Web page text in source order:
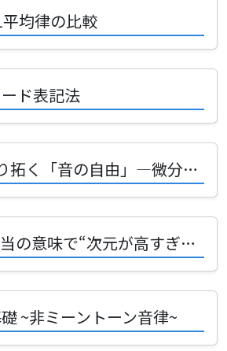
均律の比較
ド表記法
MIDI 2.0が切り拓く「音の自由」—微分音はどこまで現実になるのか？
音律論の、本当の意味で“次元が高すぎる”話
~非ミーントーン音律~